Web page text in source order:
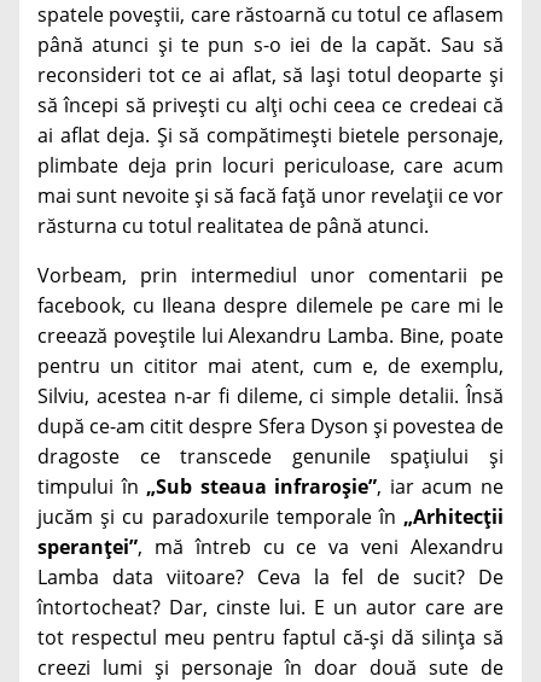
spatele poveștii, care răstoarnă cu totul ce aflasem
până atunci și te pun s-o iei de la capăt. Sau să
reconsideri tot ce ai aflat, să lași totul deoparte și
să începi să privești cu alți ochi ceea ce credeai că
ai aflat deja. Și să compătimești bietele personaje,
plimbate deja prin locuri periculoase, care acum
mai sunt nevoite și să facă față unor revelații ce vor
răsturna cu totul realitatea de până atunci.
Vorbeam, prin intermediul unor comentarii pe
facebook, cu Ileana despre dilemele pe care mi le
creează poveștile lui Alexandru Lamba. Bine, poate
pentru un cititor mai atent, cum e, de exemplu,
Silviu, acestea n-ar fi dileme, ci simple detalii. Însă
după ce-am citit despre Sfera Dyson și povestea de
dragoste ce transcede genunile spațiului și
timpului în „Sub steaua infraroșie”, iar acum ne
jucăm și cu paradoxurile temporale în „Arhitecții
speranței”, mă întreb cu ce va veni Alexandru
Lamba data viitoare? Ceva la fel de sucit? De
întortocheat? Dar, cinste lui. E un autor care are
tot respectul meu pentru faptul că-și dă silința să
creezi lumi și personaje în doar două sute de